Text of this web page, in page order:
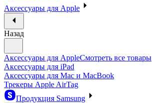
Аксессуары для Apple
Назад
Аксессуары для AppleСмотреть все товары
Аксессуары для iPad
Аксессуары для Mac и MacBook
Трекеры Apple AirTag
Продукция Samsung